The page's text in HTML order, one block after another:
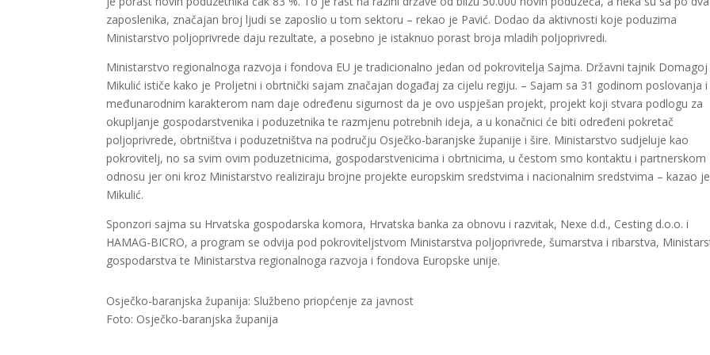
zaposlenika, značajan broj ljudi se zaposlio u tom sektoru – rekao je Pavić. Dodao da aktivnosti koje poduzima
Ministarstvo poljoprivrede daju rezultate, a posebno je istaknuo porast broja mladih poljoprivredi.
Ministarstvo regionalnoga razvoja i fondova EU je tradicionalno jedan od pokrovitelja Sajma. Državni tajnik Domagoj
Mikulić ističe kako je Proljetni i obrtnički sajam značajan događaj za cijelu regiju. – Sajam sa 31 godinom poslovanja i
međunarodnim karakterom nam daje određenu sigurnost da je ovo uspješan projekt, projekt koji stvara podlogu za
okupljanje gospodarstvenika i poduzetnika te razmjenu potrebnih ideja, a u konačnici će biti određeni pokretač
poljoprivrede, obrtništva i poduzetništva na području Osječko-baranjske županije i šire. Ministarstvo sudjeluje kao
pokrovitelj, no sa svim ovim poduzetnicima, gospodarstvenicima i obrtnicima, u čestom smo kontaktu i partnerskom
odnosu jer oni kroz Ministarstvo realiziraju brojne projekte europskim sredstvima i nacionalnim sredstvima – kazao je
Mikulić.
Sponzori sajma su Hrvatska gospodarska komora, Hrvatska banka za obnovu i razvitak, Nexe d.d., Cesting d.o.o. i
HAMAG-BICRO, a program se odvija pod pokroviteljstvom Ministarstva poljoprivrede, šumarstva i ribarstva,
gospodarstva te Ministarstva regionalnoga razvoja i fondova Europske unije.
Osječko-baranjska županija: Službeno priopćenje za javnost
Foto: Osječko-baranjska županija